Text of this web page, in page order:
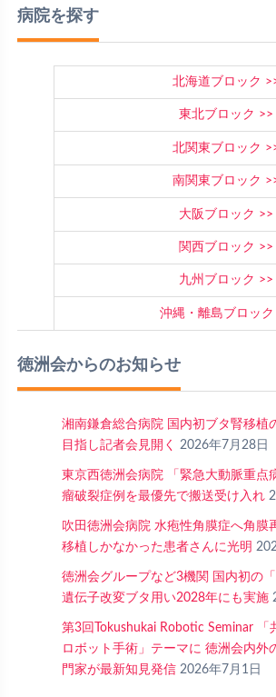
病院を探す
北海道ブロック
東北ブロック
北関東ブロック
南関東ブロック
大阪ブロック
関西ブロック
九州ブロック
沖縄・離島ブロック
徳洲会からのお知らせ
湘南鎌倉総合病院 国内初ブタ腎移植
目指し記者会見開く
2026年7月28日
東京西徳洲会病院 「緊急大動脈重点
瘤破裂症例を最優先で搬送受け入れ
吹田徳洲会病院 水疱性角膜症へ角膜
移植しかなかった患者さんに光明
徳洲会グループなど3機関 国内初の
遺伝子改変ブタ用い2028年にも実施
第3回Tokushukai Robotic Seminar 「
ロボット手術」テーマに 徳洲会内外
門家が最新知見発信 2026年7月1日